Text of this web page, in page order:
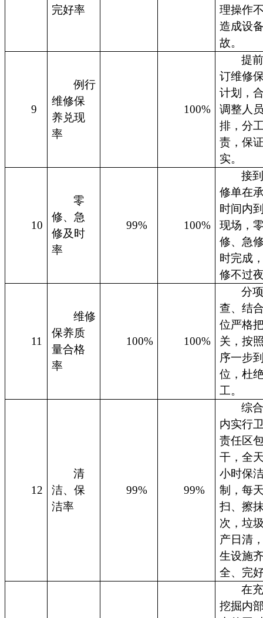
完好率
理操作
造成设
故。
9
例行
维修保
养兑现
率
100%
提
订维修
计划，
调整人
排，分
责，保
实。
10
零
修、急
修及时
率
99% 100%
接
修单在
时间内
现场，
修、急
时完成
修不过
11
维修
保养质
量合格
率
100% 100%
分
查、结
位严格
关，按
序一步
位，杜
工。
12
清
洁、保
洁率
99% 99%
综
内实行
责任区
干，全
小时保
制，每
扫、擦
次，垃
产日清
生设施
全、完
在
挖掘内